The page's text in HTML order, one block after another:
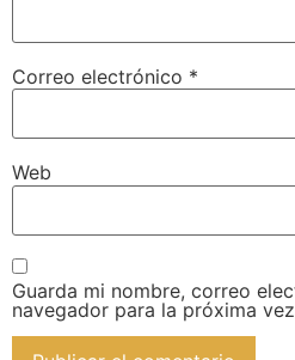
Correo electrónico *
Web
Guarda mi nombre, correo
navegador para la próxima